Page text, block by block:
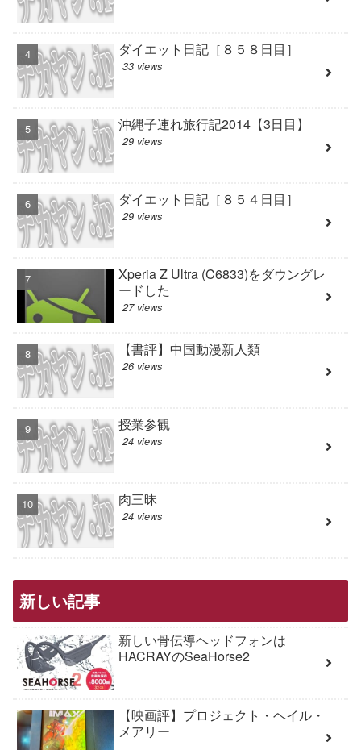
ダイエット日記［８５８日目］
33 views
沖縄子連れ旅行記2014【3日目】
29 views
ダイエット日記［８５４日目］
29 views
Xperia Z Ultra (C6833)をダウングレ
ードした
27 views
【書評】中国動漫新人類
26 views
授業参観
24 views
肉三昧
24 views
新しい記事
新しい骨伝導ヘッドフォンは
HACRAYのSeaHorse2
【映画評】プロジェクト・ヘイル・
メアリー